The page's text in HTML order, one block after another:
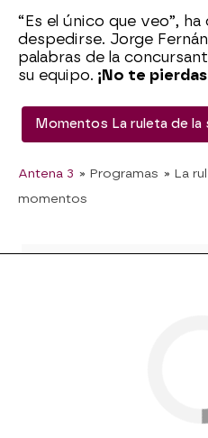
“Es el único que veo”,
despedirse. Jorge
palabras de la
su equipo. ¡No te
Momentos La ruleta de la
Antena 3 » Programas » La
momentos